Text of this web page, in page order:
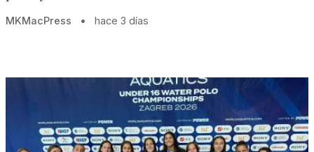
MKMacPress • hace 3 días